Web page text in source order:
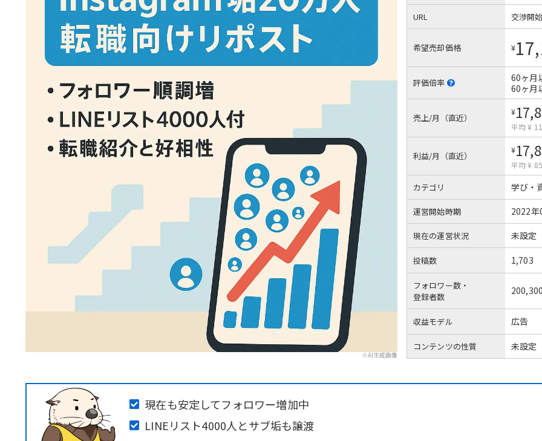
※AI生成画像
URL 交渉開
希望売却価格 ¥
評価倍率
60ヶ月
60ヶ月
売上/月（直近）
¥
平均 ¥
利益/月（直近）
¥
平均 ¥
カテゴリ 学び・
運営開始時期 2022年
現在の運営状況 未設定
投稿数 1,703
フォロワー数・
登録者数
収益モデル 広告
コンテンツの性質 未設定
現在も安定してフォロワー増加中
LINEリスト4000人とサブ垢も譲渡